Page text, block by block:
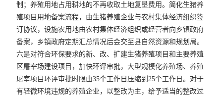
制；养殖用地占用耕地的不再收取土地复垦费用。简化生猪养
殖项目用地备案流程，由生猪养殖企业与农村集体经济组织签
订协议，设施农用地由农村集体经济组织或经营者向乡镇政府
备案，乡镇政府定期汇总情况后会交至县自然资源和规划局。
六是对符合环保要求的新、改、扩建生猪养殖项目和主要养殖
区屠宰场建设项目，加快环评审批，大型规模化养殖场、养殖
屠宰项目环评审批时限由35个工作日压缩到25个工作日。对于
有轻微环境违规的养殖企业，以整改为主，给予适当的整改过